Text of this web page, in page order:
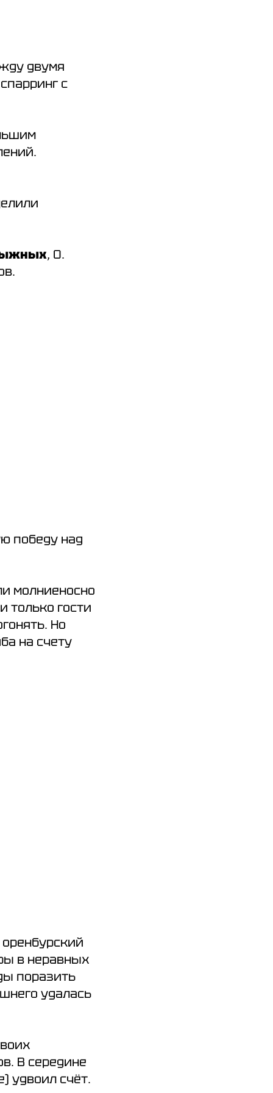
двумя
с
, О.
победу над
молниеносно
только гости
Но
на счету
в неравных
поразить
удалась
В середине
удвоил счёт.